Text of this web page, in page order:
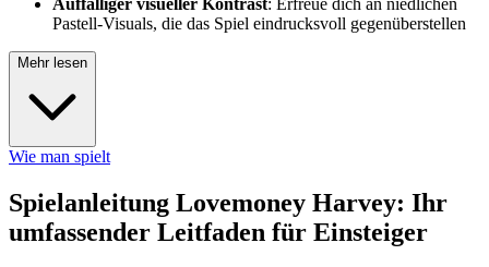
Pastell-Visuals, die das Spiel eindrucksvoll gegenüberstellen
Mehr lesen
Wie man spielt
Spielanleitung Lovemoney Harvey: Ihr
umfassender Leitfaden für Einsteiger